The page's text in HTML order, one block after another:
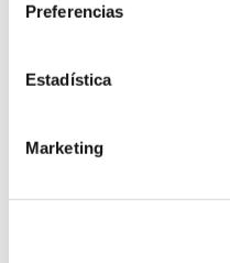
Preferencias
Estadística
Marketing
Rehabilitación